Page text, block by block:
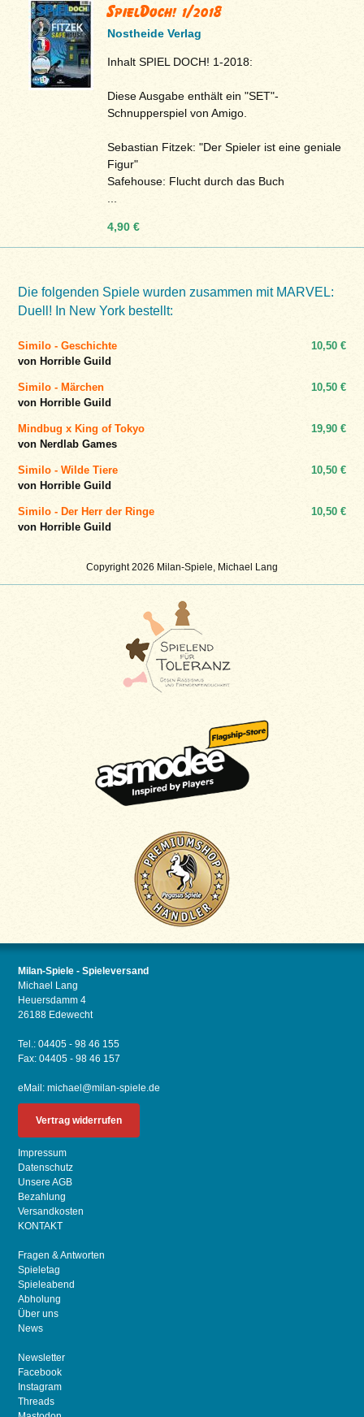
Copyright 2026 Milan-Spiele, Michael Lang
SpielDoch! 1/2018
Nostheide Verlag
Inhalt SPIEL DOCH! 1-2018:
Diese Ausgabe enthält ein "SET"-
Schnupperspiel von Amigo.
Sebastian Fitzek: "Der Spieler ist eine geniale
Figur"
Safehouse: Flucht durch das Buch
4,90 €
Die folgenden Spiele wurden zusammen mit MARVEL:
Duell! In New York bestellt:
Similo - Geschichte
von Horrible Guild
10,50 €
Similo - Märchen
von Horrible Guild
10,50 €
Mindbug x King of Tokyo
von Nerdlab Games
19,90 €
Similo - Wilde Tiere
von Horrible Guild
10,50 €
Similo - Der Herr der Ringe
von Horrible Guild
10,50 €
Milan-Spiele - Spieleversand
Michael Lang
Heuersdamm 4
26188 Edewecht
Tel.: 04405 - 98 46 155
Fax: 04405 - 98 46 157
eMail:michael@milan-spiele.de
Vertrag widerrufen
Impressum
Datenschutz
Unsere AGB
Bezahlung
Versandkosten
KONTAKT
Fragen & Antworten
Spieletag
Spieleabend
Abholung
Über uns
News
Newsletter
Facebook
Instagram
Threads